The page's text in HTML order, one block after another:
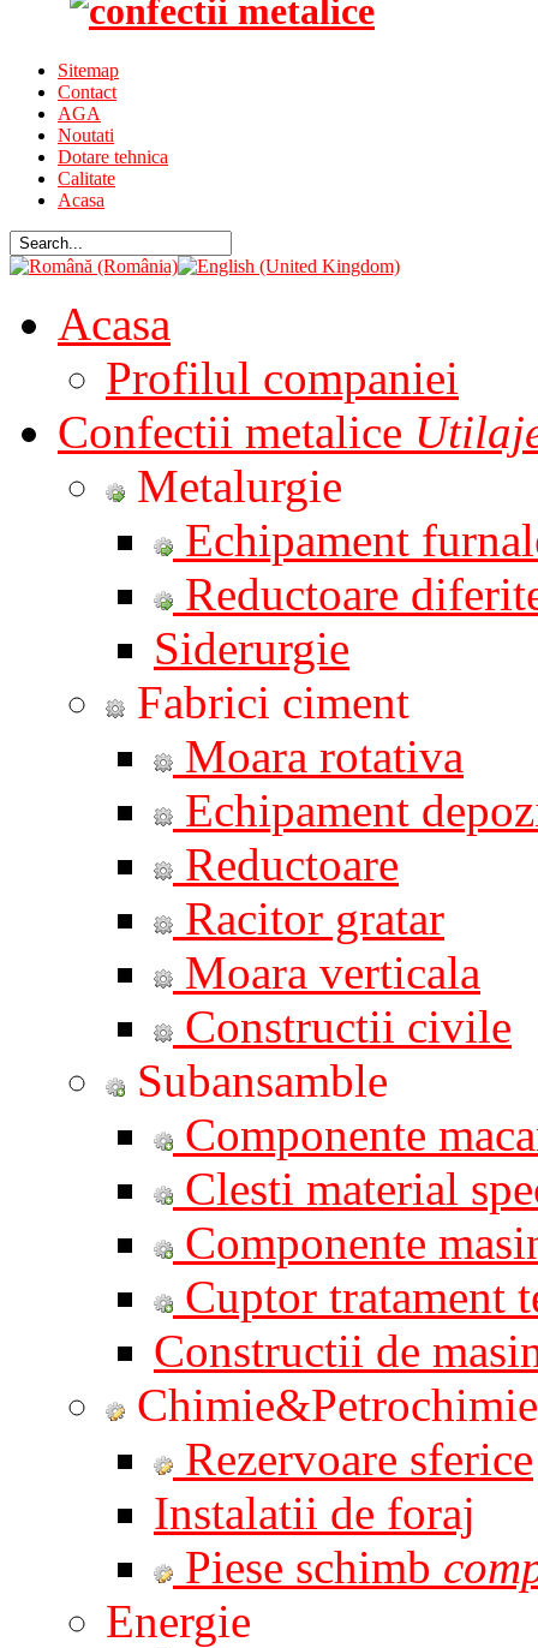
Sitemap
Contact
AGA
Noutati
Dotare tehnica
Calitate
Acasa
Acasa
Profilul companiei
Confectii metalice
Metalurgie
Echipament
Reductoare
Siderurgie
Fabrici ciment
Moara rotativa
Echipament
Reductoare
Racitor gratar
Moara verticala
Constructii civile
Subansamble
Componente
Clesti material
Componente
Cuptor tratament
Constructii de
Chimie&Petrochimie
Rezervoare sferice
Instalatii de foraj
Piese schimb
Energie